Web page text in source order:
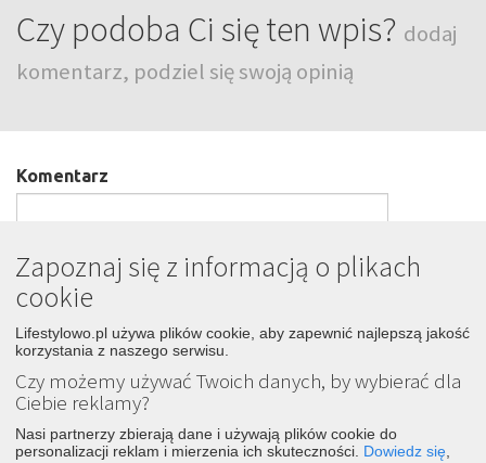
Czy podoba Ci się ten wpis? dodaj
komentarz, podziel się swoją opinią
Komentarz
Podpis
Wyślij
Zapoznaj się z informacją o plikach
cookie
Lifestylowo.pl używa plików cookie, aby zapewnić najlepszą jakość
korzystania z naszego serwisu.
Czy możemy używać Twoich danych, by wybierać dla
Ciebie reklamy?
Nasi partnerzy zbierają dane i używają plików cookie do
personalizacji reklam i mierzenia ich skuteczności. Dowiedz się